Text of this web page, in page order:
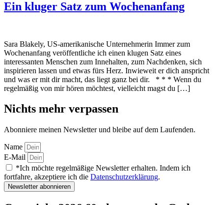
Ein kluger Satz zum Wochenanfang
Sara Blakely, US-amerikanische Unternehmerin Immer zum
Wochenanfang veröffentliche ich einen klugen Satz eines
interessanten Menschen zum Innehalten, zum Nachdenken, sich
inspirieren lassen und etwas fürs Herz. Inwieweit er dich anspricht
und was er mit dir macht, das liegt ganz bei dir. * * * Wenn du
regelmäßig von mir hören möchtest, vielleicht magst du […]
Nichts mehr verpassen
Abonniere meinen Newsletter und bleibe auf dem Laufenden.
Name
E-Mail
*Ich möchte regelmäßige Newsletter erhalten. Indem ich
fortfahre, akzeptiere ich die Datenschutzerklärung.
Newsletter abonnieren